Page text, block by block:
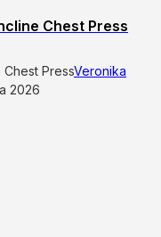
Chest Press
PressVeronika
2026